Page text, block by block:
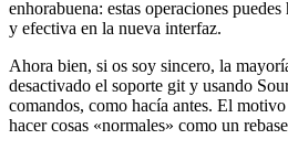
enhorabuena: estas operaciones
y efectiva en la nueva interfaz.
Ahora bien, si os soy sincero, la
desactivado el soporte git y usando
comandos, como hacía antes. El
hacer cosas «normales» como un